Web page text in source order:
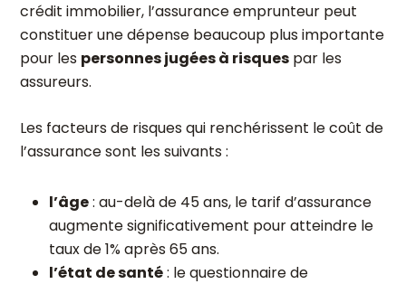
crédit immobilier, l’assurance emprunteur peut
constituer une dépense beaucoup plus importante
pour les personnes jugées à risques par les
assureurs.
Les facteurs de risques qui renchérissent le coût de
l’assurance sont les suivants :
l’âge: au-delà de 45 ans, le tarif d’assurance
augmente significativement pour atteindre le
taux de 1% après 65 ans.
l’état de santé: le questionnaire de